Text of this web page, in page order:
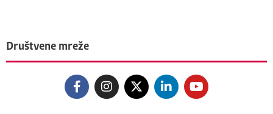
Društvene mreže